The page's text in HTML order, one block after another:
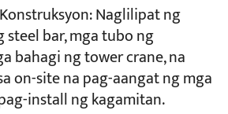
Naglilipat ng
steel bar, mga tubo ng
bahagi ng tower crane, na
on-site na pag-aangat ng mga
install ng kagamitan.